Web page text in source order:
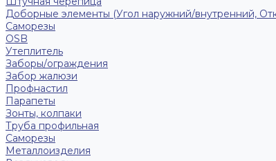
Доборные элементы (Угол наружний/внутренний,
Саморезы
OSB
Утеплитель
Заборы/ограждения
Забор жалюзи
Профнастил
Парапеты
Зонты, колпаки
Труба профильная
Саморезы
Металлоизделия